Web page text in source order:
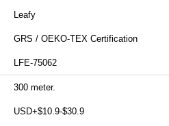
Leafy
GRS / OEKO-TEX Certification
LFE-75062
300 meter.
USD+$10.9-$30.9